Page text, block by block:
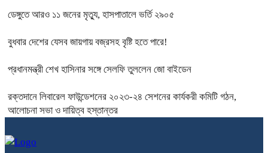
ডেঙ্গুতে আরও ১১ জনের মৃত্যু, হাসপাতালে ভর্তি ২৯০৫
বুধবার দেশের যেসব জায়গায় বজ্রসহ বৃষ্টি হতে পারে!
প্রধানমন্ত্রী শেখ হাসিনার সঙ্গে সেলফি তুললেন জো বাইডেন
রক্তদানে লিবারেল ফাউন্ডেশনের ২০২৩-২৪ সেশনের কার্যকরী কমিটি গঠন,
আলোচনা সভা ও দায়িত্ব হস্তান্তর